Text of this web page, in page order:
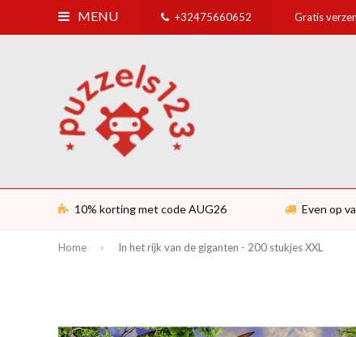
MENU +32475660652 Gratis
10% korting met code AUG26 Even op
Home In het rijk van de giganten - 200 stukjes XXL